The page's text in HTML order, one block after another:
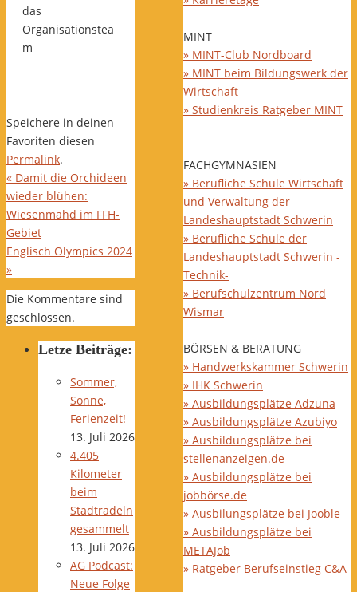
das
Organisationstea
m
Speichere in deinen
Favoriten diesen
Permalink.
« Damit die Orchideen
wieder blühen:
Wiesenmahd im FFH-
Gebiet
Englisch Olympics 2024
»
Die Kommentare sind
geschlossen.
Letze Beiträge:
Sommer,
Sonne,
Ferienzeit!
13. Juli 2026
4.405
Kilometer
beim
Stadtradeln
gesammelt
13. Juli 2026
AG Podcast:
Neue Folge
MINT
» MINT-Club Nordboard
» MINT beim Bildungswerk der
Wirtschaft
» Studienkreis Ratgeber MINT
FACHGYMNASIEN
» Berufliche Schule Wirtschaft
und Verwaltung der
Landeshauptstadt Schwerin
» Berufliche Schule der
Landeshauptstadt Schwerin -
Technik-
» Berufschulzentrum Nord
Wismar
BÖRSEN & BERATUNG
» Handwerkskammer Schwerin
» IHK Schwerin
» Ausbildungsplätze Adzuna
» Ausbildungsplätze Azubiyo
» Ausbildungsplätze bei
stellenanzeigen.de
» Ausbildungsplätze bei
jobbörse.de
» Ausbilungsplätze bei Jooble
» Ausbildungsplätze bei
METAJob
» Ratgeber Berufseinstieg C&A